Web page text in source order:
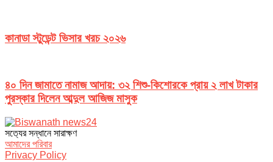
কানাডা স্টুডেন্ট ভিসার খরচ ২০২৬
৪০ দিন জামাতে নামাজ আদায়: ৩২ শিশু-কিশোরকে প্রায় ২ লাখ টাকার
পুরস্কার দিলেন আব্দুল আজিজ মাসুক
সত‌্যের সন্ধানে সারাক্ষণ
আমাদের পরিবার
Privacy Policy